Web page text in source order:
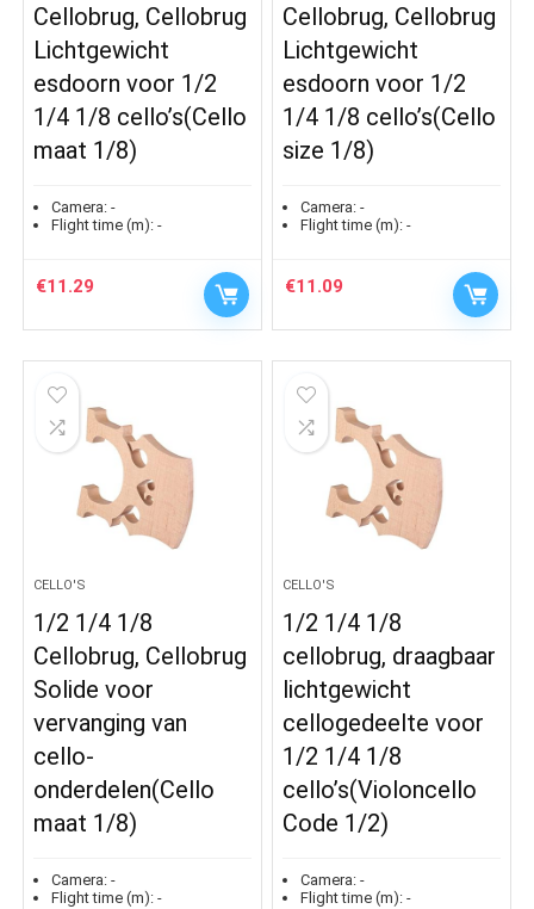
Cellobrug, Cellobrug
Lichtgewicht
esdoorn voor 1/2
1/4 1/8 cello’s(Cello
maat 1/8)
Camera: -
Flight time (m): -
€11.29
Cellobrug, Cellobrug
Lichtgewicht
esdoorn voor 1/2
1/4 1/8 cello’s(Cello
size 1/8)
Camera: -
Flight time (m): -
€11.09
CELLO'S
1/2 1/4 1/8
Cellobrug, Cellobrug
Solide voor
vervanging van
cello-
onderdelen(Cello
maat 1/8)
Camera: -
Flight time (m): -
CELLO'S
1/2 1/4 1/8
cellobrug, draagbaar
lichtgewicht
cellogedeelte voor
1/2 1/4 1/8
cello’s(Violoncello
Code 1/2)
Camera: -
Flight time (m): -